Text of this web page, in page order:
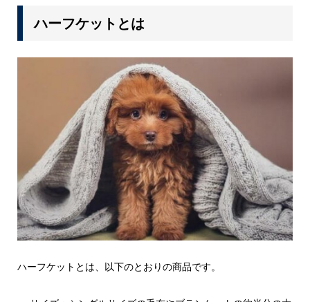
ハーフケットとは
ハーフケットとは、以下のとおりの商品です。